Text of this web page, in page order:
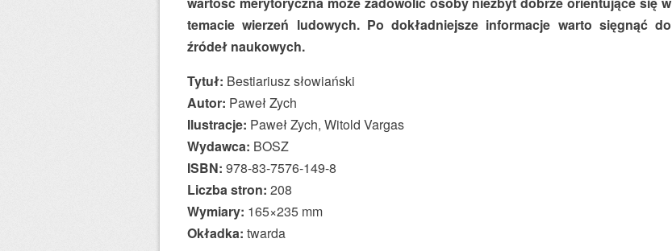
temacie wierzeń ludowych. Po dokładniejsze informacje warto sięgnąć do
źródeł naukowych.
Tytuł: Bestiariusz słowiański
Autor: Paweł Zych
Ilustracje: Paweł Zych, Witold Vargas
Wydawca: BOSZ
ISBN: 978-83-7576-149-8
Liczba stron: 208
Wymiary: 165×235 mm
Okładka: twarda